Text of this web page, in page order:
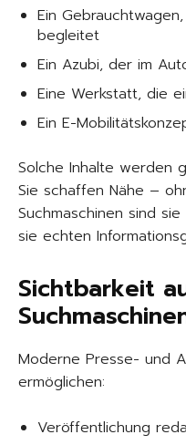
Ein
begleitet
Ein Azubi, der im
Eine Werkstatt, die
Ein E-
Solche Inhalte werden
Sie schaffen Nähe –
Suchmaschinen sind
sie echten
Sichtbarkeit
Moderne Presse- und
ermöglichen:
Veröffentlichung